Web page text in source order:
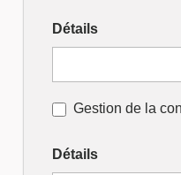
Détails
Gestion de la
Détails